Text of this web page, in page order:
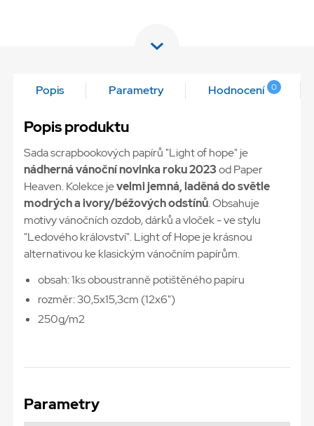
Popis Parametry Hodnocení 0
Popis produktu
Sada scrapbookových papírů "Light of hope" je
nádherná vánoční novinka roku 2023od Paper
Heaven. Kolekce jevelmi jemná, laděná do světle
modrých a ivory/béžových odstínů. Obsahuje
motivy vánočních ozdob, dárků a vloček - ve stylu
"Ledového království". Light of Hope je krásnou
alternativou ke klasickým vánočním papírům.
obsah: 1ks oboustranně potištěného papíru
rozměr: 30,5x15,3cm (12x6")
250g/m2
Parametry